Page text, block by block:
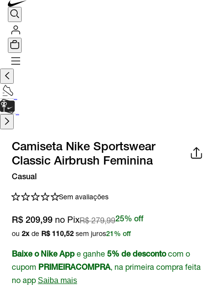
Camiseta Nike Sportswear
Classic Airbrush Feminina
Casual
Sem avaliações
R$ 209,99 no PixR$ 279,9925% off
ou 2x de R$ 110,52 sem juros21% off
Baixe o Nike App e ganhe 5% de descontocom o
cupom PRIMEIRACOMPRA, na primeira compra feita
no app Saiba mais